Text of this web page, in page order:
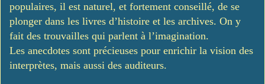
populaires, il est naturel, et fortement conseillé, de se
plonger dans les livres d’histoire et les archives. On y
fait des trouvailles qui parlent à l’imagination.
Les anecdotes sont précieuses pour enrichir la vision des
interprètes, mais aussi des auditeurs.